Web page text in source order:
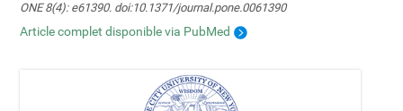
ONE 8(4): e61390. doi:10.1371/journal.pone.0061390
Article complet disponible via PubMed